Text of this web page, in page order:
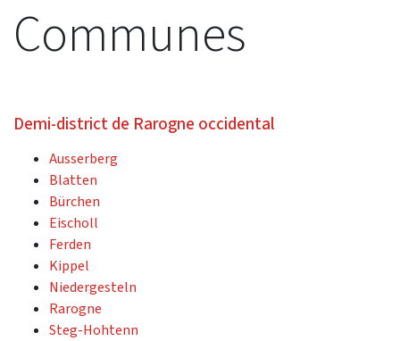
Communes
Demi-district de Rarogne occidental
Ausserberg
Blatten
Bürchen
Eischoll
Ferden
Kippel
Niedergesteln
Rarogne
Steg-Hohtenn